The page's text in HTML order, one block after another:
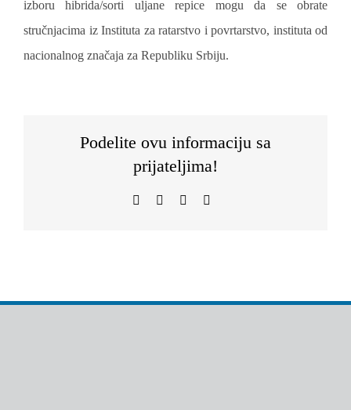
izboru hibrida/sorti uljane repice mogu da se obrate
stručnjacima iz Instituta za ratarstvo i povrtarstvo, instituta od
nacionalnog značaja za Republiku Srbiju.
Podelite ovu informaciju sa
prijateljima!
FacebookWhatsAppTelegram